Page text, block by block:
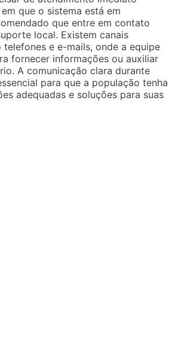
que o sistema está em
que entre em contato
local. Existem canais
e e-mails, onde a equipe
fornecer informações ou auxiliar
A comunicação clara durante
para que a população tenha
adequadas e soluções para suas